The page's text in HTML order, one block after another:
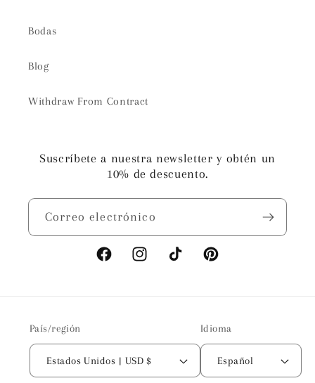
Bodas
Blog
Withdraw From Contract
Suscríbete a nuestra newsletter y obtén un
10% de descuento.
Correo electrónico
FacebookInstagramTikTok Pinterest
País/región
Estados Unidos | USD $
Idioma
Español